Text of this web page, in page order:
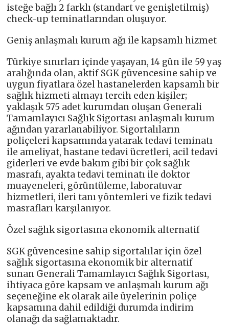
isteğe bağlı 2 farklı (standart ve genişletilmiş)
check-up teminatlarından oluşuyor.
Geniş anlaşmalı kurum ağı ile kapsamlı hizmet
Türkiye sınırları içinde yaşayan, 14 gün ile 59 yaş
aralığında olan, aktif SGK güvencesine sahip ve
uygun fiyatlara özel hastanelerden kapsamlı bir
sağlık hizmeti almayı tercih eden kişiler;
yaklaşık 575 adet kurumdan oluşan Generali
Tamamlayıcı Sağlık Sigortası anlaşmalı kurum
ağından yararlanabiliyor. Sigortalıların
poliçeleri kapsamında yatarak tedavi teminatı
ile ameliyat, hastane tedavi ücretleri, acil tedavi
giderleri ve evde bakım gibi bir çok sağlık
masrafı, ayakta tedavi teminatı ile doktor
muayeneleri, görüntüleme, laboratuvar
hizmetleri, ileri tanı yöntemleri ve fizik tedavi
masrafları karşılanıyor.
Özel sağlık sigortasına ekonomik alternatif
SGK güvencesine sahip sigortalılar için özel
sağlık sigortasına ekonomik bir alternatif
sunan Generali Tamamlayıcı Sağlık Sigortası,
ihtiyaca göre kapsam ve anlaşmalı kurum ağı
seçeneğine ek olarak aile üyelerinin poliçe
kapsamına dahil edildiği durumda indirim
olanağı da sağlamaktadır.